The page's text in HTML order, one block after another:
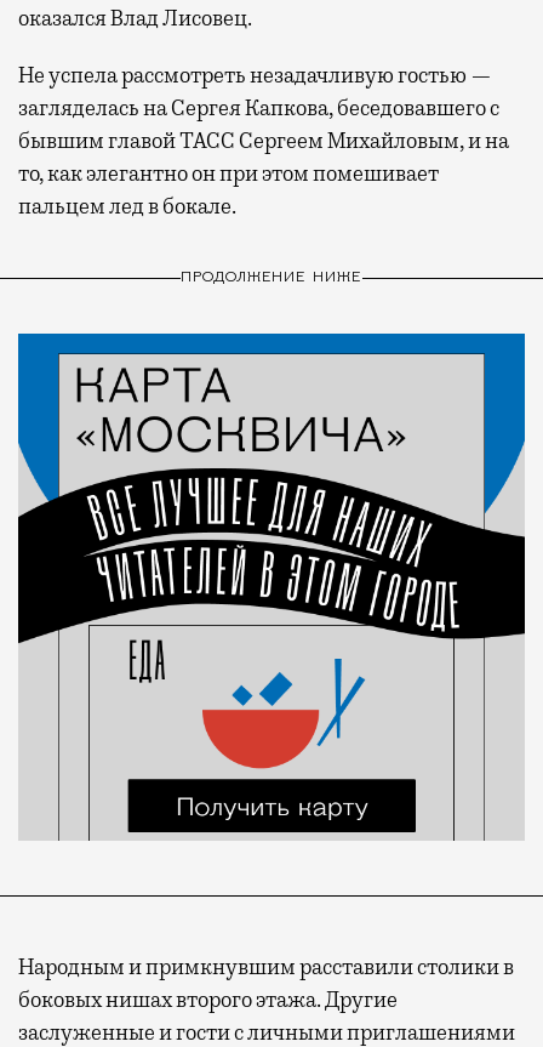
оказался Влад Лисовец.
Не успела рассмотреть незадачливую гостью —
загляделась на Сергея Капкова, беседовавшего с
бывшим главой ТАСС Сергеем Михайловым, и на
то, как элегантно он при этом помешивает
пальцем лед в бокале.
ПРОДОЛЖЕНИЕ НИЖЕ
Народным и примкнувшим расставили столики в
боковых нишах второго этажа. Другие
заслуженные и гости с личными приглашениями